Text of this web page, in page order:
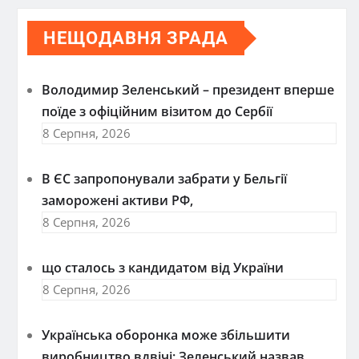
НЕЩОДАВНЯ ЗРАДА
Володимир Зеленський – президент вперше
поїде з офіційним візитом до Сербії
8 Серпня, 2026
В ЄС запропонували забрати у Бельгії
заморожені активи РФ,
8 Серпня, 2026
що сталось з кандидатом від України
8 Серпня, 2026
Українська оборонка може збільшити